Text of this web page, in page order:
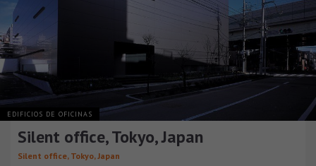
EDIFICIOS DE OFICINAS
Silent office, Tokyo, Japan
Silent office, Tokyo, Japan